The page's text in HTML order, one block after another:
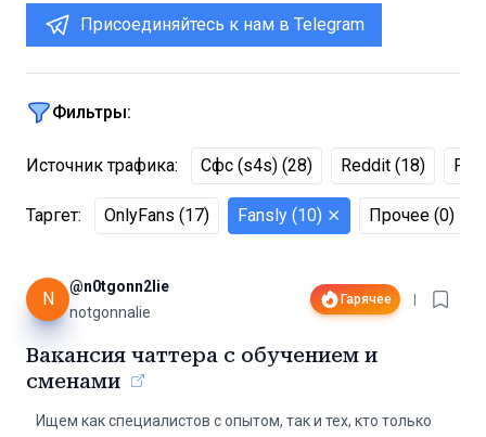
Присоединяйтесь к нам в Telegram
Фильтры:
Источник трафика: Сфс (s4s) (28) Reddit (18) FYP
Таргет: OnlyFans (17) Fansly (10) ⨯ Прочее (0)
N
@n0tgonn2lie
notgonnalie
Гарячее
Вакансия чаттера с обучением и
сменами
️ ️ ️ Ищем как специалистов с опытом, так и тех, кто только